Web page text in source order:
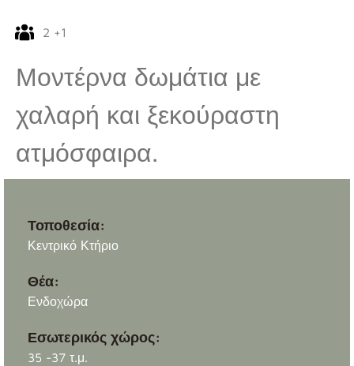
2 +1
Μοντέρνα δωμάτια με
χαλαρή και ξεκούραστη
ατμόσφαιρα.
Τοποθεσία:
Κεντρικό Κτήριο
Θέα:
Ενδοχώρα
Εσωτερικός χώρος:
35 -37 τ.μ.